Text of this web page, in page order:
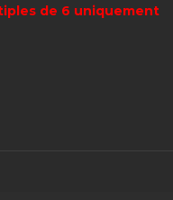
de 6 uniquement